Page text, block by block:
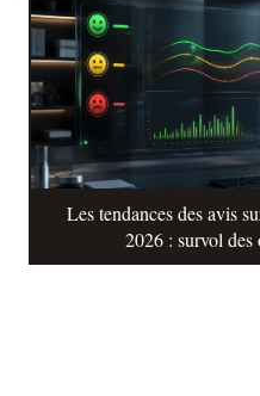
Les tendances des avis
2026 : survol des